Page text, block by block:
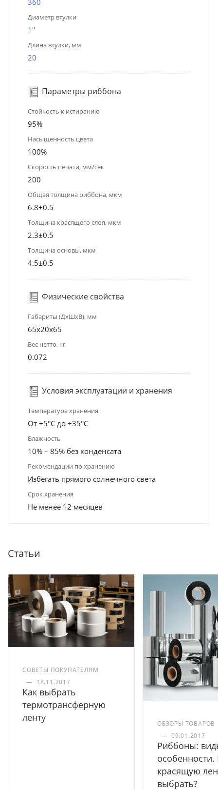
360
Диаметр втулки
1''
Длина втулки, мм
20
Параметры риббона
Стойкость к истиранию
95%
Насыщенность цвета
100%
Скорость печати, мм/сек
200
Общая толщина риббона, мкм
6.8±0.5
Толщина красящего слоя, мкм
2.3±0.5
Толщина основы, мкм
4.5±0.5
Физические свойства
Габариты (ДхШхВ), мм
65x20x65
Вес нетто, кг
0.072
Условия эксплуатации и хранения
Температура хранения
От +5°С до +35°С
Влажность
10% – 85% без конденсата
Рекомендации по хранению
Избегать прямого солнечного света
Срок хранения
Не менее 12 месяцев
Статьи
СОВЕТЫ ПОКУПАТЕЛЯМ
— 18.11.2017
Как выбрать
термотрансферную
ленту
ОБЗОРЫ ТОВАРОВ
— 09.01.2017
Риббоны:
красящую
выбрать?